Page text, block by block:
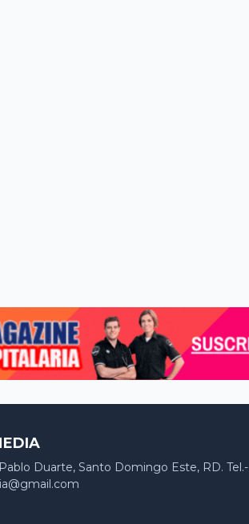
Duarte, Santo Domingo Este, RD. Tel.-